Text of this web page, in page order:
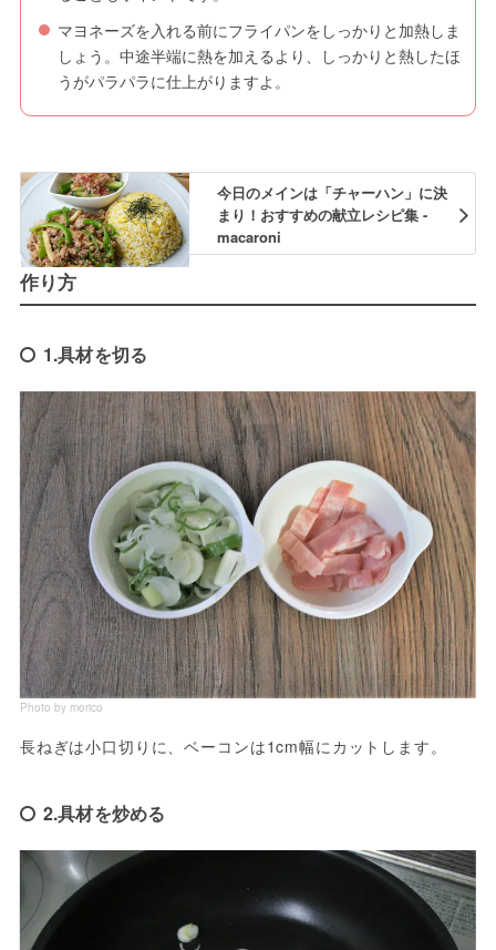
マヨネーズを入れる前にフライパンをしっかりと加熱しま
しょう。中途半端に熱を加えるより、しっかりと熱したほ
うがパラパラに仕上がりますよ。
今日のメインは「チャーハン」に決
まり！おすすめの献立レシピ集 -
macaroni
作り方
1.具材を切る
Photo by morico
長ねぎは小口切りに、ベーコンは1cm幅にカットします。
2.具材を炒める